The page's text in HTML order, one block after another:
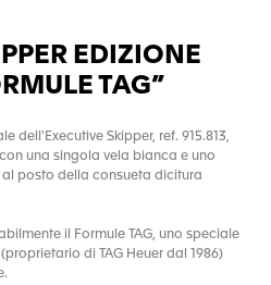
EDIZIONE
TAG”
dell'Executive Skipper, ref. 915.813,
una singola vela bianca e uno
al posto della consueta dicitura
il Formule TAG, uno speciale
di TAG Heuer dal 1986)